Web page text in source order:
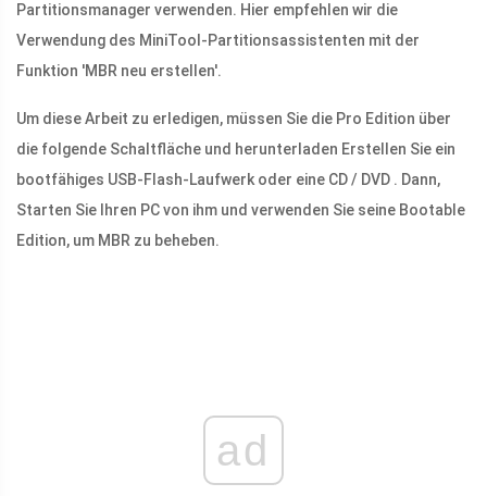
Partitionsmanager verwenden. Hier empfehlen wir die
Verwendung des MiniTool-Partitionsassistenten mit der
Funktion 'MBR neu erstellen'.
Um diese Arbeit zu erledigen, müssen Sie die Pro Edition über
die folgende Schaltfläche und herunterladen Erstellen Sie ein
bootfähiges USB-Flash-Laufwerk oder eine CD / DVD . Dann,
Starten Sie Ihren PC von ihm und verwenden Sie seine Bootable
Edition, um MBR zu beheben.
ad